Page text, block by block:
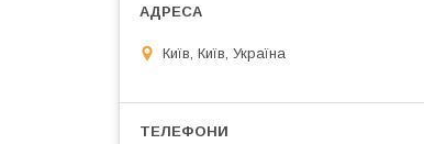
Київ, Київ, Україна